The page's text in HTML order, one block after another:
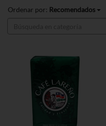
Ordenar por: Recomendados